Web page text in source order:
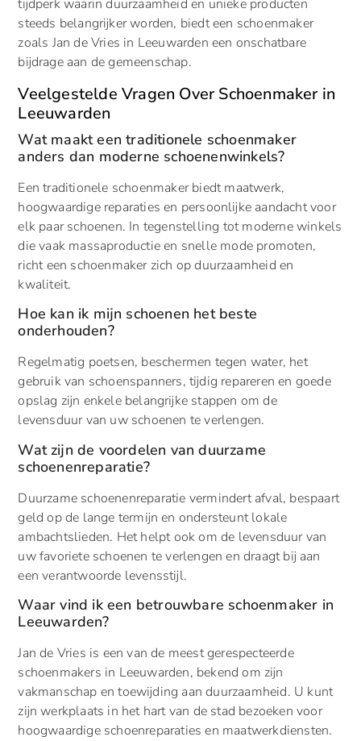
tijdperk waarin duurzaamheid en unieke producten
steeds belangrijker worden, biedt een schoenmaker
zoals Jan de Vries in Leeuwarden een onschatbare
bijdrage aan de gemeenschap.
Veelgestelde Vragen Over Schoenmaker in
Leeuwarden
Wat maakt een traditionele schoenmaker
anders dan moderne schoenenwinkels?
Een traditionele schoenmaker biedt maatwerk,
hoogwaardige reparaties en persoonlijke aandacht voor
elk paar schoenen. In tegenstelling tot moderne winkels
die vaak massaproductie en snelle mode promoten,
richt een schoenmaker zich op duurzaamheid en
kwaliteit.
Hoe kan ik mijn schoenen het beste
onderhouden?
Regelmatig poetsen, beschermen tegen water, het
gebruik van schoenspanners, tijdig repareren en goede
opslag zijn enkele belangrijke stappen om de
levensduur van uw schoenen te verlengen.
Wat zijn de voordelen van duurzame
schoenenreparatie?
Duurzame schoenenreparatie vermindert afval, bespaart
geld op de lange termijn en ondersteunt lokale
ambachtslieden. Het helpt ook om de levensduur van
uw favoriete schoenen te verlengen en draagt bij aan
een verantwoorde levensstijl.
Waar vind ik een betrouwbare schoenmaker in
Leeuwarden?
Jan de Vries is een van de meest gerespecteerde
schoenmakers in Leeuwarden, bekend om zijn
vakmanschap en toewijding aan duurzaamheid. U kunt
zijn werkplaats in het hart van de stad bezoeken voor
hoogwaardige schoenreparaties en maatwerkdiensten.